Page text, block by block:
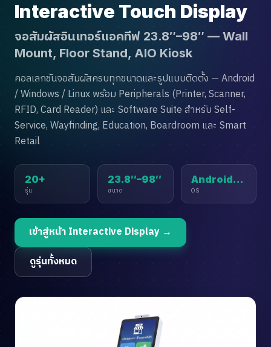
Interactive Touch Display
จอสัมผัสอินเทอร์แอคทีฟ 23.8″–98″ — Wall
Mount, Floor Stand, AIO Kiosk
คอลเลกชันจอสัมผัสครบทุกขนาดและรูปแบบติดตั้ง — Android
/ Windows / Linux พร้อม Peripherals (Printer, Scanner,
RFID, Card Reader) และ Software Suite สำหรับ Self-
Service, Wayfinding, Education, Boardroom และ Smart
Retail
20+
รุ่น
23.8″–98″
ขนาด
Android/Win
OS
เข้าสู่หน้า Interactive Display →
ดูรุ่นทั้งหมด